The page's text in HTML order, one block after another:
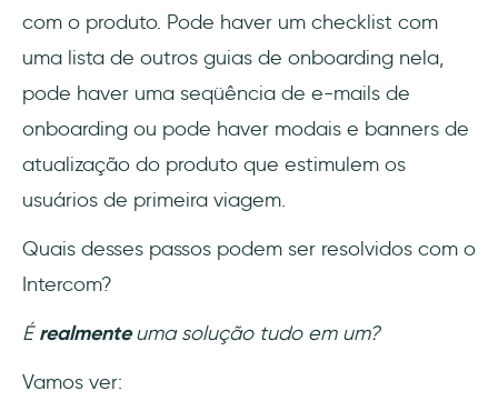
com o produto. Pode haver um checklist com
uma lista de outros guias de onboarding nela,
pode haver uma seqüência de e-mails de
onboarding ou pode haver modais e banners de
atualização do produto que estimulem os
usuários de primeira viagem.
Quais desses passos podem ser resolvidos com o
Intercom?
Érealmenteuma solução tudo em um?
Vamos ver: